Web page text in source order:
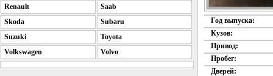
Год выпуска:
Кузов:
Привод:
Пробег:
Дверей:
Renault
Saab
Skoda
Subaru
Suzuki
Toyota
Volkswagen
Volvo